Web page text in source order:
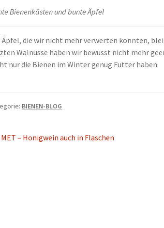
Bienenkästen und bunte Äpfel
Äpfel, die wir nicht mehr verwerten konnten,
Walnüsse haben wir bewusst nicht mehr
nur die Bienen im Winter genug Futter haben.
BIENEN-BLOG
Vorheriger
MET – Honigwein auch in Flaschen